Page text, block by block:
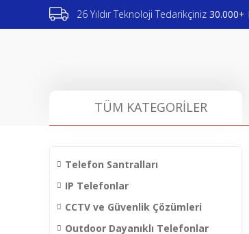
26 Yıldır Teknoloji Tedarikçiniz 30.000+
TÜM KATEGORİLER
Telefon Santralları
IP Telefonlar
CCTV ve Güvenlik Çözümleri
Outdoor Dayanıklı Telefonlar